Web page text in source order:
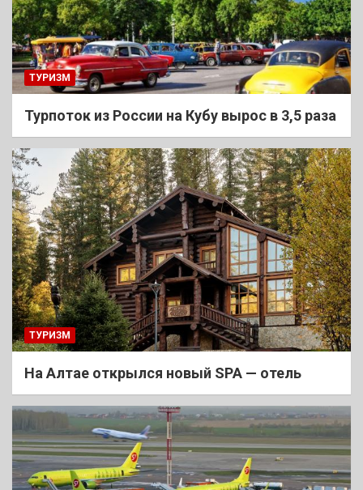
ТУРИЗМ
Турпоток из России на Кубу вырос в 3,5 раза
ТУРИЗМ
На Алтае открылся новый SPA — отель